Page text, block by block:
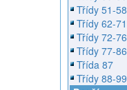
Třídy 51-58
Třídy 62-71
Třídy 72-76
Třídy 77-86
Třída 87
Třídy 88-99